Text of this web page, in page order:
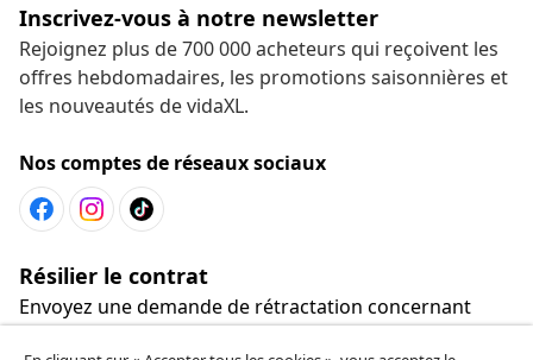
Inscrivez-vous à notre newsletter
Rejoignez plus de 700 000 acheteurs qui reçoivent les
offres hebdomadaires, les promotions saisonnières et
les nouveautés de vidaXL.
Nos comptes de réseaux sociaux
Résilier le contrat
Envoyez une demande de rétractation concernant